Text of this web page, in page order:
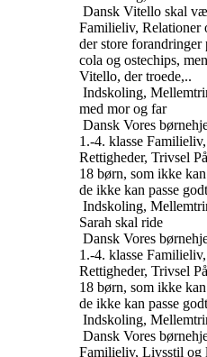
Dansk Vitello skal
Familieliv, Relationer
der store
cola og ostechips,
Vitello, der troede,..
Indskoling,
med mor og far
Dansk Vores
1.-4. klasse
Rettigheder, Trivsel
18 børn, som ikke
de ikke kan passe
Indskoling,
Sarah skal ride
Dansk Vores
1.-4. klasse
Rettigheder, Trivsel
18 børn, som ikke
de ikke kan passe
Indskoling,
Dansk Vores
Familieliv, Livsstil og